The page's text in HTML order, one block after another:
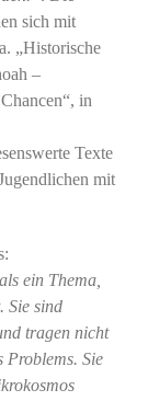
sich mit
„Historische
–
in
Texte
mit
ein Thema,
Sie sind
tragen nicht
Problems. Sie